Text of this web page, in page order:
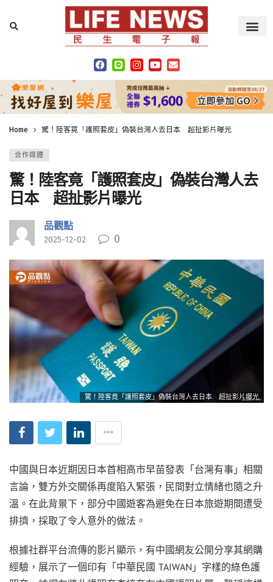
Home 驚！陸客竟「護照套皮」偽裝台灣人去日本 超扯影片曝光
合作媒體
驚！陸客竟「護照套皮」偽裝台灣人去
日本 超扯影片曝光
品觀點
2025-12-02 0
驚！陸客竟「護照套皮」偽裝台灣人去日本 超扯影片曝光
中國與日本近期因日本首相高市早苗發表「台灣有事」相關
言論，雙方外交關係再度陷入緊張，民間對立情緒也隨之升
溫。在此背景下，部分中國遊客為避免在日本旅遊期間遭受
排擠，採取了令人意外的做法。
根據社群平台流傳的影片顯示，有中國網友公開分享其網購
經驗，展示了一個印有「中華民國 TAIWAN」字樣的綠色護